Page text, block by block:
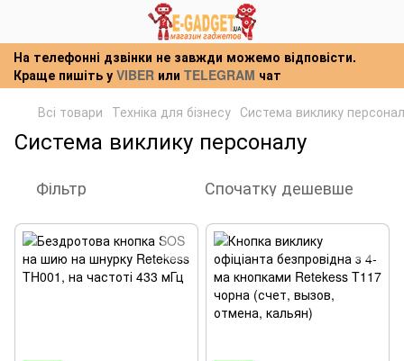
На телефонні дзвінки не завжди можемо відповісти.
Краще пишіть у VIBER или TELEGRAM чат
Всі товари Техніка для бізнесу Система виклику
Система виклику персоналу
Фільтр Спочатку дешевше